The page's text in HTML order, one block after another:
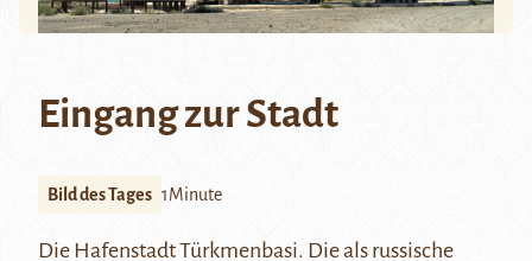
Eingang zur Stadt
Bild des Tages 1Minute
Die HafenstadtTürkmenbasi. Die als russische